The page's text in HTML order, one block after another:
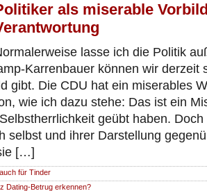
als miserable
lasse ich die Politik
Karrenbauer können wir derzeit
gibt. Die CDU hat ein miserables
wie ich dazu stehe: Das ist ein
geübt haben.
selbst und ihrer Darstellung
[…]
für Tinder
Dating-Betrug erkennen?